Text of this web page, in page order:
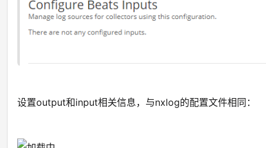
设置output和input相关信息，与nxlog的配置文件相同：